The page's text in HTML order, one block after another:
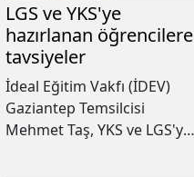
LGS ve YKS'ye
hazırlanan öğrencilere
tavsiyeler
İdeal Eğitim Vakfı (İDEV)
Gaziantep Temsilcisi
Mehmet Taş, YKS ve LGS'ye